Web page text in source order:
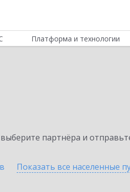
Платформа и технологии
партнёра и
Показать все населенные